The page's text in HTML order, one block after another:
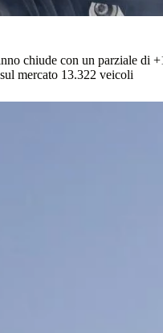
chiude con un parziale di
mercato 13.322 veicoli